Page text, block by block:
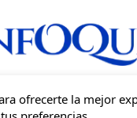
ofrecerte la mejor